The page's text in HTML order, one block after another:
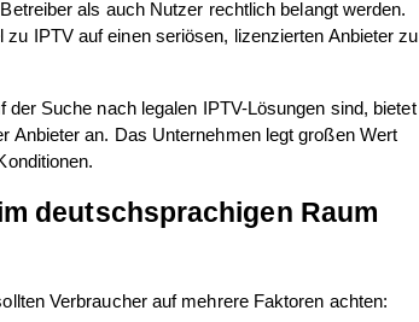
als auch Nutzer rechtlich belangt werden.
IPTV auf einen seriösen, lizenzierten Anbieter zu
Suche nach legalen IPTV-Lösungen sind, bietet
Anbieter an. Das Unternehmen legt großen Wert
deutschsprachigen Raum
Verbraucher auf mehrere Faktoren achten: